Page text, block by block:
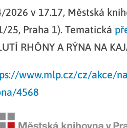
2026 v 17.17, Městská
25, Praha 1). Tematická
RHÔNY A RÝNA NA
www.mlp.cz/cz/akce/
4568